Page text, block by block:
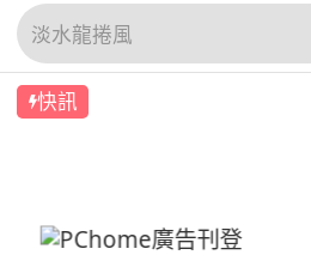
快訊